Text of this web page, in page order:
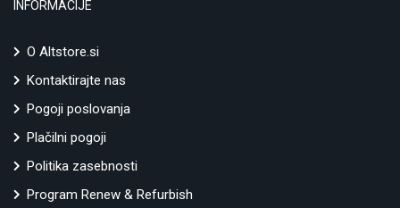
INFORMACIJE
O Altstore.si
Kontaktirajte nas
Pogoji poslovanja
Plačilni pogoji
Politika zasebnosti
Program Renew & Refurbish